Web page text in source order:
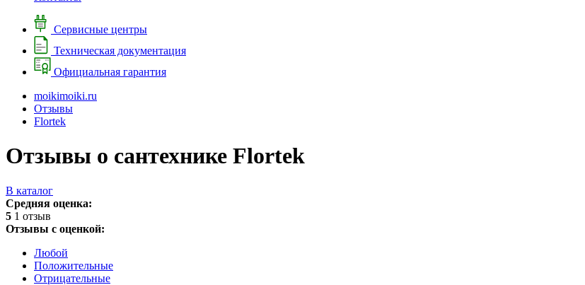
Сервисные центры
Техническая документация
Официальная гарантия
moikimoiki.ru
Отзывы
Flortek
Отзывы о сантехнике Flortek
В каталог
Средняя оценка:
5 1 отзыв
Отзывы с оценкой:
Любой
Положительные
Отрицательные